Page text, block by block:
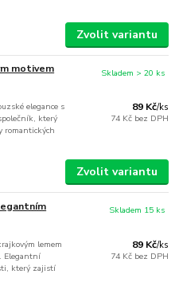
Zvolit variantu
motivem
elegance s
který
romantických
89 Kč/ks
74 Kč bez DPH
Skladem > 20 ks
Zvolit variantu
lemem
Elegantní
který zajistí
89 Kč/ks
74 Kč bez DPH
Skladem 15 ks